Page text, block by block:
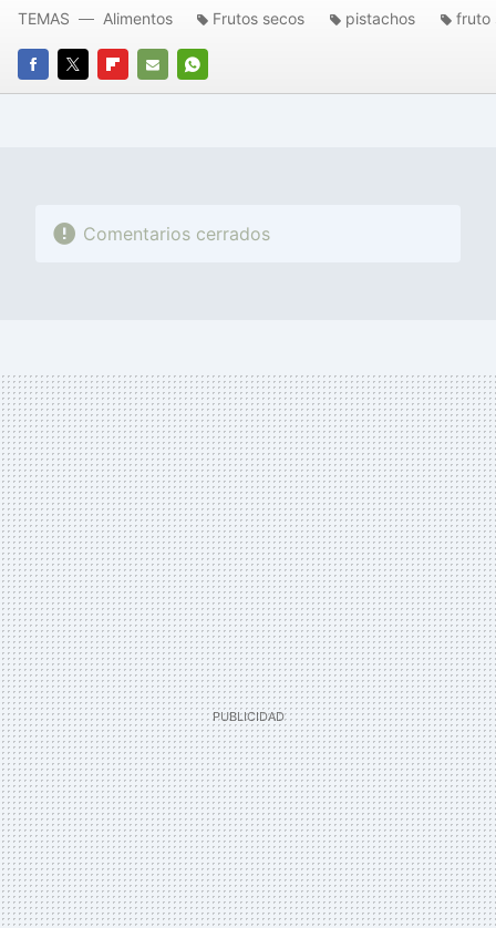
FACEBOOK
TWITTERFLIPBOARD
E-
WHATSAPP
TEMAS Alimentos Frutos secos pistachos fruto
Comentarios cerrados